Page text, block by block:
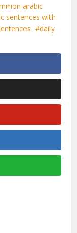
arabic
sentences with
daily